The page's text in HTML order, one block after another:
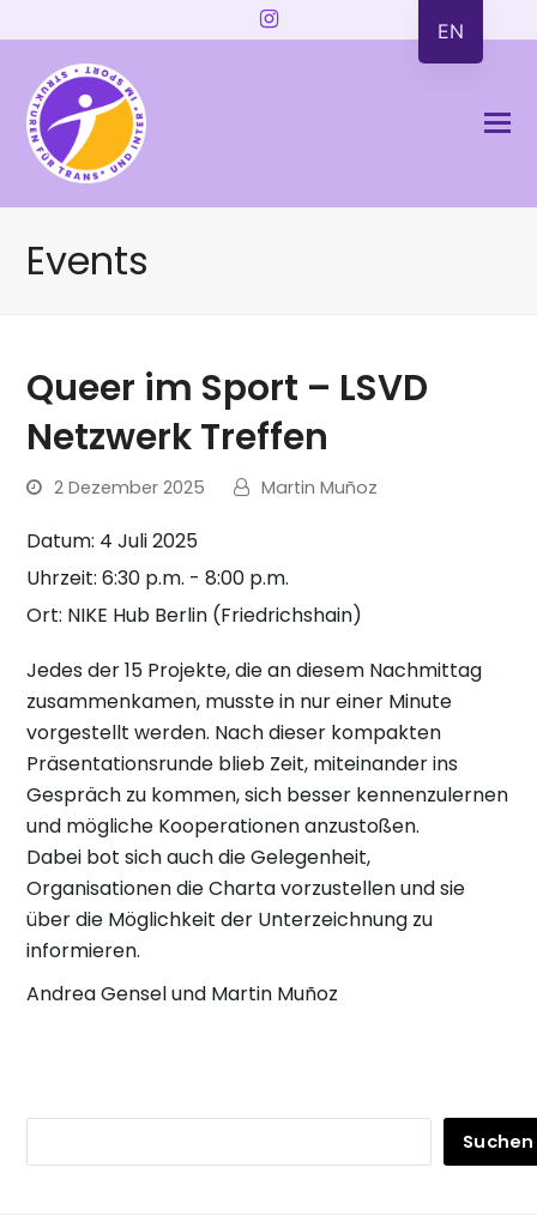
Instagram
Events
Queer im Sport – LSVD
Netzwerk Treffen
2 Dezember 2025 Martin Muñoz
Datum: 4 Juli 2025
Uhrzeit:6:30 p.m. - 8:00 p.m.
Ort: NIKE Hub Berlin (Friedrichshain)
Jedes der 15 Projekte, die an diesem Nachmittag
zusammenkamen, musste in nur einer Minute
vorgestellt werden. Nach dieser kompakten
Präsentationsrunde blieb Zeit, miteinander ins
Gespräch zu kommen, sich besser kennenzulernen
und mögliche Kooperationen anzustoßen.
Dabei bot sich auch die Gelegenheit,
Organisationen die Charta vorzustellen und sie
über die Möglichkeit der Unterzeichnung zu
informieren.
Andrea Gensel und Martin Muñoz
Suchen
EN